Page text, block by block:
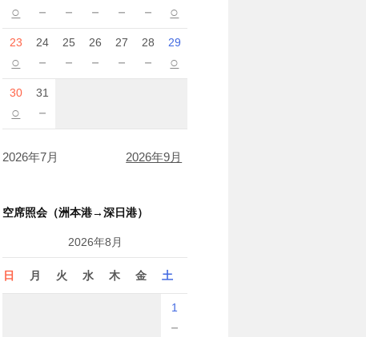
○ － － － － － ○
23
○
24
－
25
－
26
－
27
－
28
－
29
○
30
○
31
－
2026年7月 2026年9月
空席照会（洲本港→深日港）
2026年8月
日 月 火 水 木 金 土
1
－